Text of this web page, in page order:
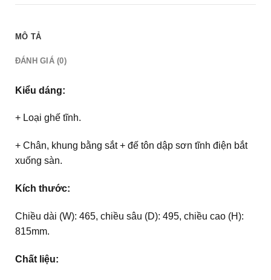
MÔ TẢ
ĐÁNH GIÁ (0)
Kiểu dáng:
+ Loại ghế tĩnh.
+ Chân, khung bằng sắt + đế tôn dập sơn tĩnh điện bắt
xuống sàn.
Kích thước:
Chiều dài (W): 465, chiều sâu (D): 495, chiều cao (H):
815mm.
Chất liệu: